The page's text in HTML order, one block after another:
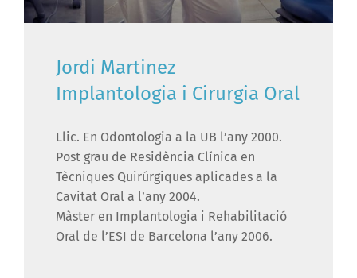
Jordi Martinez
Implantologia i Cirurgia Oral
Llic. En Odontologia a la UB l’any 2000.
Post grau de Residència Clínica en
Tècniques Quirúrgiques aplicades a la
Cavitat Oral a l’any 2004.
Màster en Implantologia i Rehabilitació
Oral de l’ESI de Barcelona l’any 2006.